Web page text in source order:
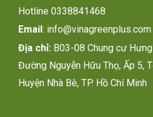
Hotline 0338841468
Email: info@vinagreenplus.com
Địa chỉ: B03-08 Chung cư
Đường Nguyễn Hữu Thọ, Ấp 5,
Huyện Nhà Bè, TP. Hồ Chí Minh